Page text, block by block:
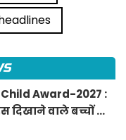
Award-2027 :
दिखाने वाले बच्चों को
राष्ट्रीय बाल